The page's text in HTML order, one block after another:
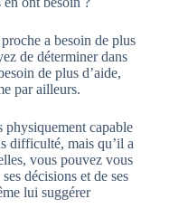
a besoin de plus
de déterminer dans
de plus d’aide,
par ailleurs.
physiquement capable
difficulté, mais qu’il a
vous pouvez vous
décisions et de ses
lui suggérer